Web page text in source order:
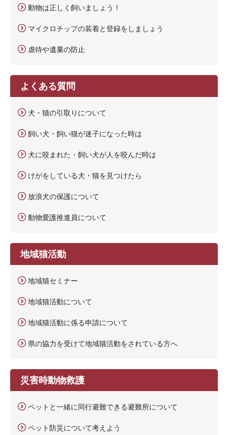
動物は正しく飼いましょう！
マイクロチップの装着と登録をしましょう
虐待や遺棄の防止
よくある質問
犬・猫の引取りについて
飼い犬・飼い猫が迷子になった時は
犬に咬まれた・飼い犬が人を咬んだ時は
けがをしている犬・猫を見つけたら
放浪犬の保護について
動物愛護推進員について
地域猫活動
地域猫セミナー
地域猫活動について
地域猫活動に係る申請について
県の協力を受けて地域猫活動をされている方へ
災害時動物救護
ペットと一緒に同行避難できる避難所について
ペット防災について考えよう